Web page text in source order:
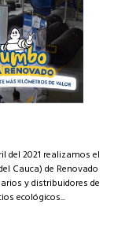
del 2021 realizamos el
Cauca) de Renovado
y distribuidores de
ecológicos...